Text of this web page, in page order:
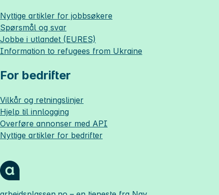
Nyttige artikler for jobbsøkere
Spørsmål og svar
Jobbe i utlandet (EURES)
Information to refugees from Ukraine
For bedrifter
Vilkår og retningslinjer
Hjelp til innlogging
Overføre annonser med API
Nyttige artikler for bedrifter